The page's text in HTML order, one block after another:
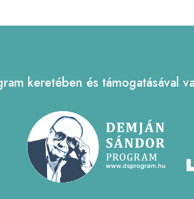
keretében és támogatásával